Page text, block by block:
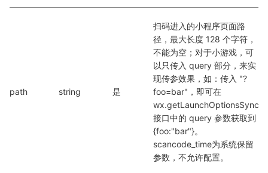
path string 是
扫码进入的小程序页面路
径，最大长度 128 个字符，
不能为空；对于小游戏，可
以只传入 query 部分，来实
现传参效果，如：传入 "?
foo=bar"，即可在
wx.getLaunchOptionsSync
接口中的 query 参数获取到
{foo:"bar"}。
scancode_time为系统保留
参数，不允许配置。